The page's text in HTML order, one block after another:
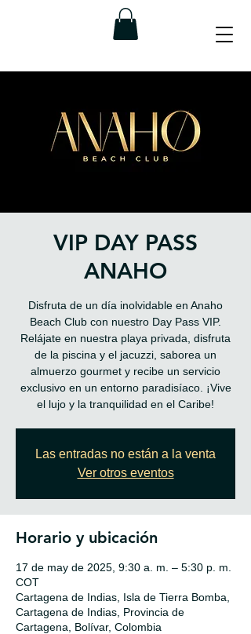
VIP DAY PASS
ANAHO
Disfruta de un día inolvidable en Anaho
Beach Club con nuestro Day Pass VIP.
Relájate en nuestra playa privada, disfruta
de la piscina y el jacuzzi, saborea un
almuerzo gourmet y recibe un servicio
exclusivo en un entorno paradisíaco. ¡Vive
Las entradas no están a la venta
Ver otros eventos
Horario y ubicación
17 de may de 2025, 9:30 a. m. – 5:30 p. m.
COT
Cartagena de Indias, Isla de Tierra Bomba,
Cartagena de Indias, Provincia de
Cartagena, Bolívar, Colombia